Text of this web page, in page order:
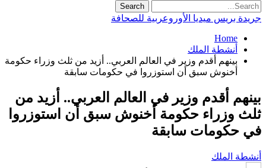
جريدة بريس ميديا الأوروعربية للصحافة
Home
أنشطة الملك
بينهم أقدم وزير في العالم العربي.. أزيد من ثلث وزراء حكومة
أخنوش سبق أن استوزروا في حكومات سابقة
بينهم أقدم وزير في العالم العربي.. أزيد من
ثلث وزراء حكومة أخنوش سبق أن استوزروا
في حكومات سابقة
أنشطة الملك